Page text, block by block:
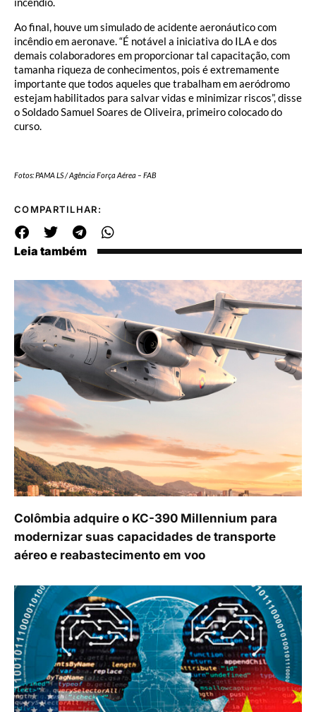
Ao final, houve um simulado de acidente aeronáutico com
incêndio em aeronave. “É notável a iniciativa do ILA e dos
demais colaboradores em proporcionar tal capacitação, com
tamanha riqueza de conhecimentos, pois é extremamente
importante que todos aqueles que trabalham em aeródromo
estejam habilitados para salvar vidas e minimizar riscos”, disse
o Soldado Samuel Soares de Oliveira, primeiro colocado do
curso.
Fotos: PAMA LS / Agência Força Aérea – FAB
COMPARTILHAR:
Leia também
Colômbia adquire o KC-390 Millennium para
modernizar suas capacidades de transporte
aéreo e reabastecimento em voo